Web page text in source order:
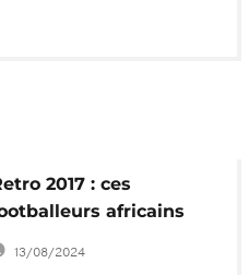
2017 : ces
africains
cette année
13/08/2024